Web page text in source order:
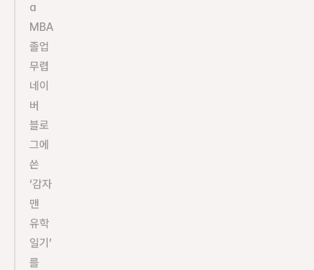
a
MBA
졸업
무렵
네이
버
블로
그에
쓴
‘감자
맨
유학
일기’
를